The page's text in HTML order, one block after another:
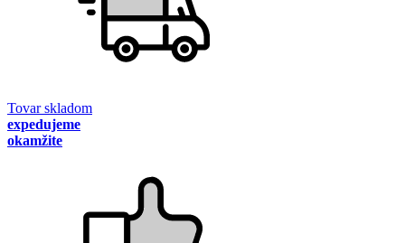
Tovar skladom
expedujeme
okamžite